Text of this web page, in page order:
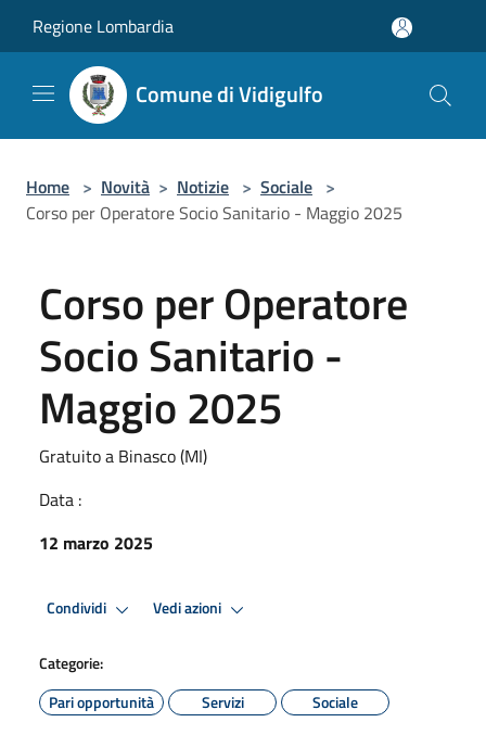
Regione Lombardia
Comune di Vidigulfo
Home > Novità > Notizie > Sociale >
Corso per Operatore Socio Sanitario - Maggio 2025
Corso per Operatore
Socio Sanitario -
Maggio 2025
Gratuito a Binasco (MI)
Data :
12 marzo 2025
Condividi Vedi azioni
Categorie:
Pari opportunità
Servizi Sociale